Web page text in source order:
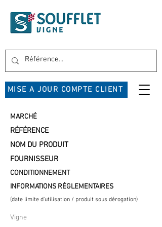
MISE A JOUR COMPTE CLIENT
MARCHÉ
RÉFÉRENCE
NOM DU PRODUIT
FOURNISSEUR
CONDITIONNEMENT
INFORMATIONS RÉGLEMENTAIRES
(date limite d'utilisation / produit sous dérogation)
Vigne